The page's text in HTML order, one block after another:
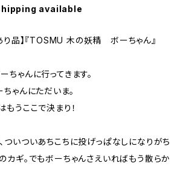
available
り品】『TOSMU 木の妖精 ボーちゃん』
ゃんに行ってきます。
ゃんにただいま。
うここで決まり！
ついついあちこちに投げっぱなしになりがち
カギ。でもボーちゃんさえいればもう散らか